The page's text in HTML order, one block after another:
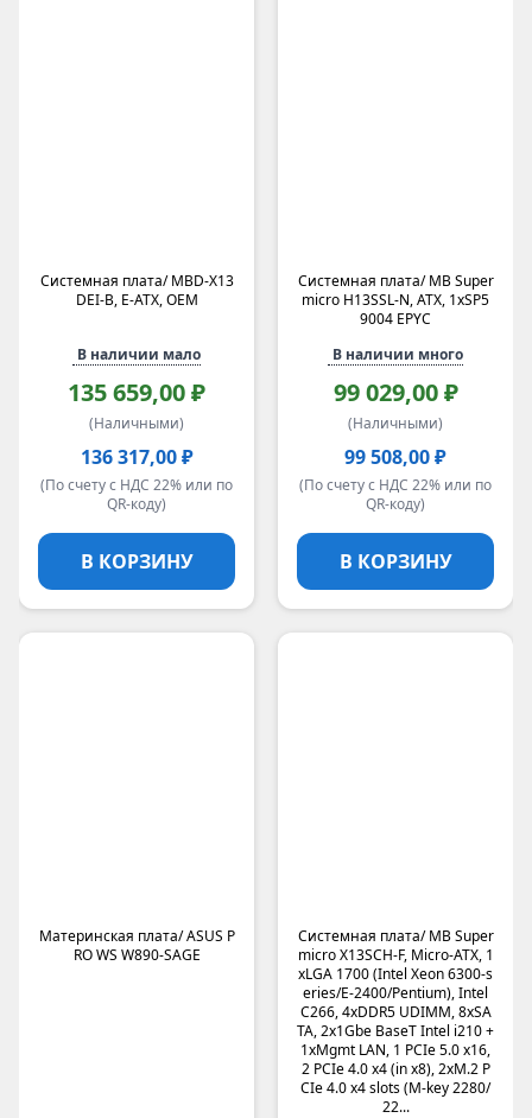
Системная плата/ MBD-X13
DEI-B, E-ATX, OEM
В наличии мало
135 659,00 ₽
(Наличными)
136 317,00 ₽
(По счету с НДС 22% или по
QR-коду)
В КОРЗИНУ
Системная плата/ MB Super
micro H13SSL-N, ATX, 1xSP5
9004 EPYC
В наличии много
99 029,00 ₽
(Наличными)
99 508,00 ₽
(По счету с НДС 22% или по
QR-коду)
В КОРЗИНУ
Материнская плата/ ASUS P
RO WS W890-SAGE
Системная плата/ MB Super
micro X13SCH-F, Micro-ATX, 1
xLGA 1700 (Intel Xeon 6300-s
eries/E-2400/Pentium), Intel
C266, 4xDDR5 UDIMM, 8xSA
TA, 2x1Gbe BaseT Intel i210 +
1xMgmt LAN, 1 PCIe 5.0 x16,
2 PCIe 4.0 x4 (in x8), 2xM.2 P
CIe 4.0 x4 slots (M-key 2280/
22...